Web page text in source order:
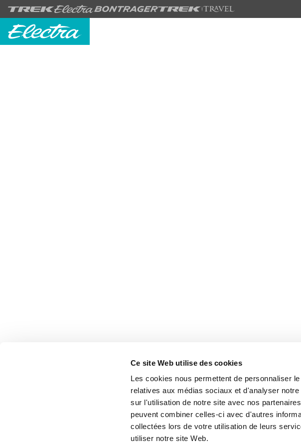
Ce site Web utilise des cookies
Les cookies nous permettent de personnaliser
relatives aux médias sociaux et d'analyser
sur l'utilisation de notre site avec nos
peuvent combiner celles-ci avec d'autres
collectées lors de votre utilisation de leurs
utiliser notre site Web.